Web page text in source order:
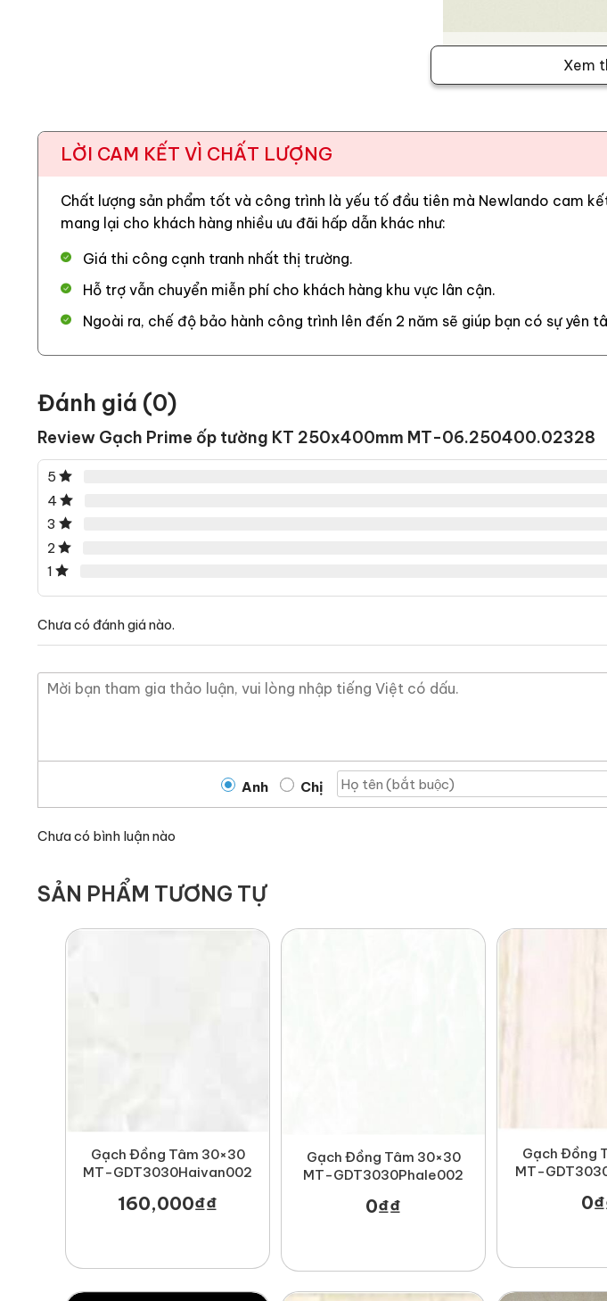
Xem
LỜI CAM KẾT VÌ CHẤT LƯỢNG
Chất lượng sản phẩm tốt và công trình là yếu tố đầu tiên mà Newlando cam
mang lại cho khách hàng nhiều ưu đãi hấp dẫn khác như:
Giá thi công cạnh tranh nhất thị trường.
Hỗ trợ vẫn chuyển miễn phí cho khách hàng khu vực lân cận.
Ngoài ra, chế độ bảo hành công trình lên đến 2 năm sẽ giúp bạn có sự yên
Đánh giá (0)
Review Gạch Prime ốp tường KT 250x400mm MT-06.250400.02328
5
4
3
2
1
Chưa có đánh giá nào.
Anh Chị
Chưa có bình luận nào
SẢN PHẨM TƯƠNG TỰ
Gạch Đồng Tâm 30×30
MT-GDT3030Haivan002
160,000₫₫
Gạch Đồng Tâm 30×30
MT-GDT3030Phale002
0₫₫
Gạch Đồng
MT-
0₫